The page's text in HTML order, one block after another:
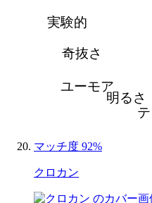
明るさ
ユーモア
奇抜さ
実験的
マッチ度 92%
クロカン